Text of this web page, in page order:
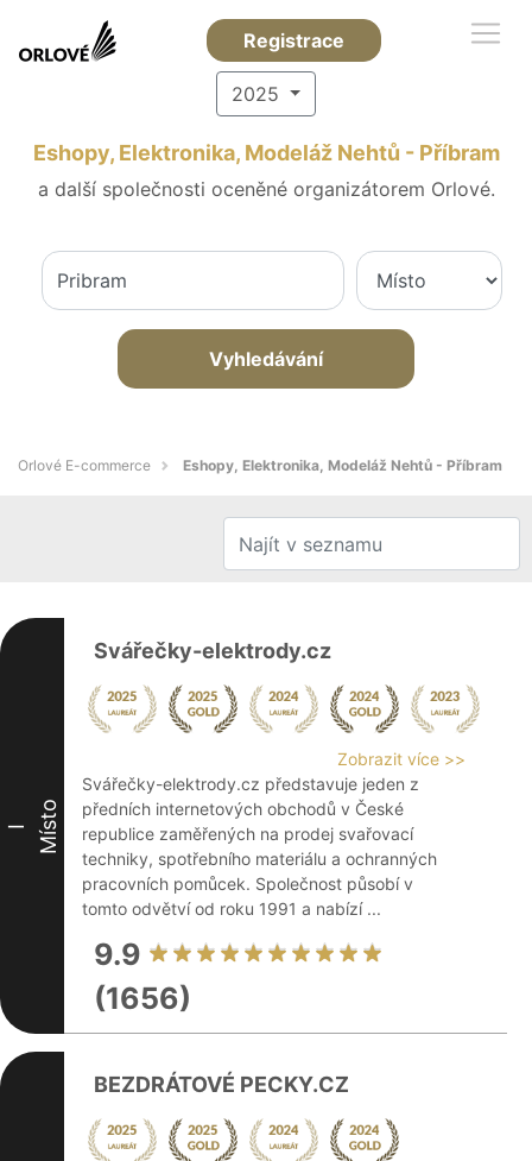
Registrace
2025
Eshopy, Elektronika, Modeláž Nehtů - Příbram
a další společnosti oceněné organizátorem Orlové.
Vyhledávání
Orlové E-commerce Eshopy, Elektronika, Modeláž Nehtů - Příbram
I Místo
Svářečky-elektrody.cz
Zobrazit více >>
Svářečky-elektrody.cz představuje jeden z
předních internetových obchodů v České
republice zaměřených na prodej svařovací
techniky, spotřebního materiálu a ochranných
pracovních pomůcek. Společnost působí v
tomto odvětví od roku 1991 a nabízí ...
9.9
(1656)
BEZDRÁTOVÉ PECKY.CZ